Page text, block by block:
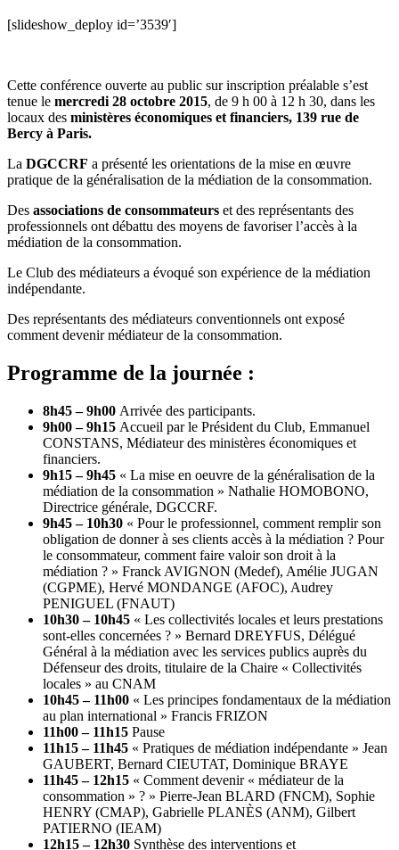
[slideshow_deploy id=’3539′]
Cette conférence ouverte au public sur inscription préalable s’est
tenue le mercredi 28 octobre 2015, de 9 h 00 à 12 h 30, dans les
locaux des ministères économiques et financiers, 139 rue de
Bercy à Paris.
La DGCCRF a présenté les orientations de la mise en œuvre
pratique de la généralisation de la médiation de la consommation.
Des associations de consommateurs et des représentants des
professionnels ont débattu des moyens de favoriser l’accès à la
médiation de la consommation.
Le Club des médiateurs a évoqué son expérience de la médiation
indépendante.
Des représentants des médiateurs conventionnels ont exposé
comment devenir médiateur de la consommation.
Programme de la journée :
8h45 – 9h00 Arrivée des participants.
9h00 – 9h15 Accueil par le Président du Club, Emmanuel
CONSTANS, Médiateur des ministères économiques et
financiers.
9h15 – 9h45 « La mise en oeuvre de la généralisation de la
médiation de la consommation » Nathalie HOMOBONO,
Directrice générale, DGCCRF.
9h45 – 10h30 « Pour le professionnel, comment remplir son
obligation de donner à ses clients accès à la médiation ? Pour
le consommateur, comment faire valoir son droit à la
médiation ? » Franck AVIGNON (Medef), Amélie JUGAN
(CGPME), Hervé MONDANGE (AFOC), Audrey
PENIGUEL (FNAUT)
10h30 – 10h45 « Les collectivités locales et leurs prestations
sont-elles concernées ? » Bernard DREYFUS, Délégué
Général à la médiation avec les services publics auprès du
Défenseur des droits, titulaire de la Chaire « Collectivités
locales » au CNAM
10h45 – 11h00 « Les principes fondamentaux de la médiation
au plan international » Francis FRIZON
11h00 – 11h15 Pause
11h15 – 11h45 « Pratiques de médiation indépendante » Jean
GAUBERT, Bernard CIEUTAT, Dominique BRAYE
11h45 – 12h15 « Comment devenir « médiateur de la
consommation » ? » Pierre-Jean BLARD (FNCM), Sophie
HENRY (CMAP), Gabrielle PLANÈS (ANM), Gilbert
PATIERNO (IEAM)
12h15 – 12h30 Synthèse des interventions et